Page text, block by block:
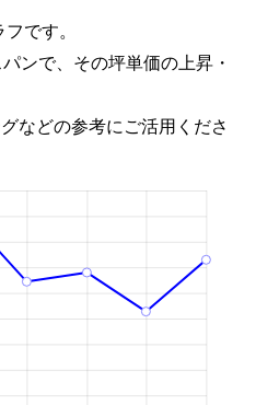
です。
ンで、その坪単価の上昇・
などの参考にご活用くださ